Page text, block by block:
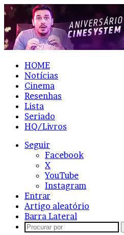
HOME
Notícias
Cinema
Resenhas
Lista
Seriado
HQ/Livros
Seguir
Facebook
X
YouTube
Instagram
Entrar
Artigo aleatório
Barra Lateral